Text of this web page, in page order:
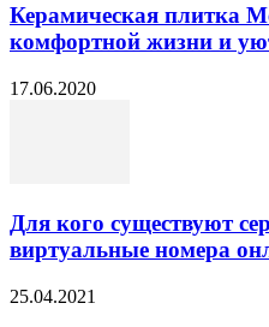
Керамическая плитка
комфортной жизни и
17.06.2020
Для кого существуют
виртуальные номера
25.04.2021